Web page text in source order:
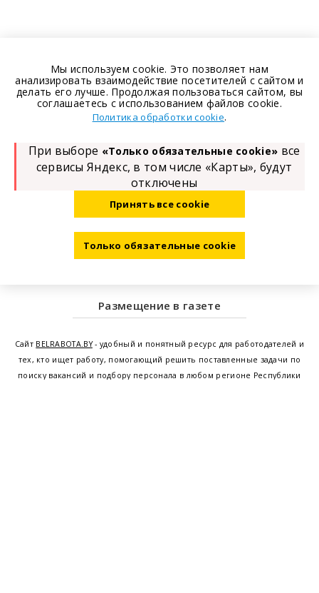
Размещение в газете
Сайт BELRABOTA.BY- удобный и понятный ресурс для работодателей и
тех, кто ищет работу, помогающий решить поставленные задачи по
поиску вакансий и подбору персонала в любом регионе Республики
Мы используем cookie. Это позволяет нам
анализировать взаимодействие посетителей с сайтом и
делать его лучше. Продолжая пользоваться сайтом, вы
соглашаетесь с использованием файлов cookie.
Политика обработки cookie.
При выборе «Только обязательные cookie» все
сервисы Яндекс, в том числе «Карты», будут
отключены
Принять все cookie
Только обязательные cookie